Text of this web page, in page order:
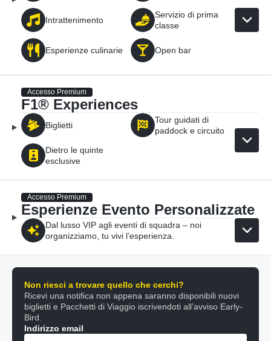
Intrattenimento
Servizio di prima
classe
Esperienze culinarie Open bar
Accesso Premium
F1® Experiences
Biglietti
Tour guidati di
paddock e circuito
Dietro le quinte
esclusive
Accesso Premium
Esperienze Evento Personalizzate
Dal lusso VIP agli eventi di squadra – noi
organizziamo, tu vivi l’esperienza.
Non riesci a trovare quello che cerchi?
Ricevi una notifica non appena saranno disponibili nuovi
biglietti e Pacchetti di Viaggio iscrivendoti all’avviso Early-
Bird.
Indirizzo email